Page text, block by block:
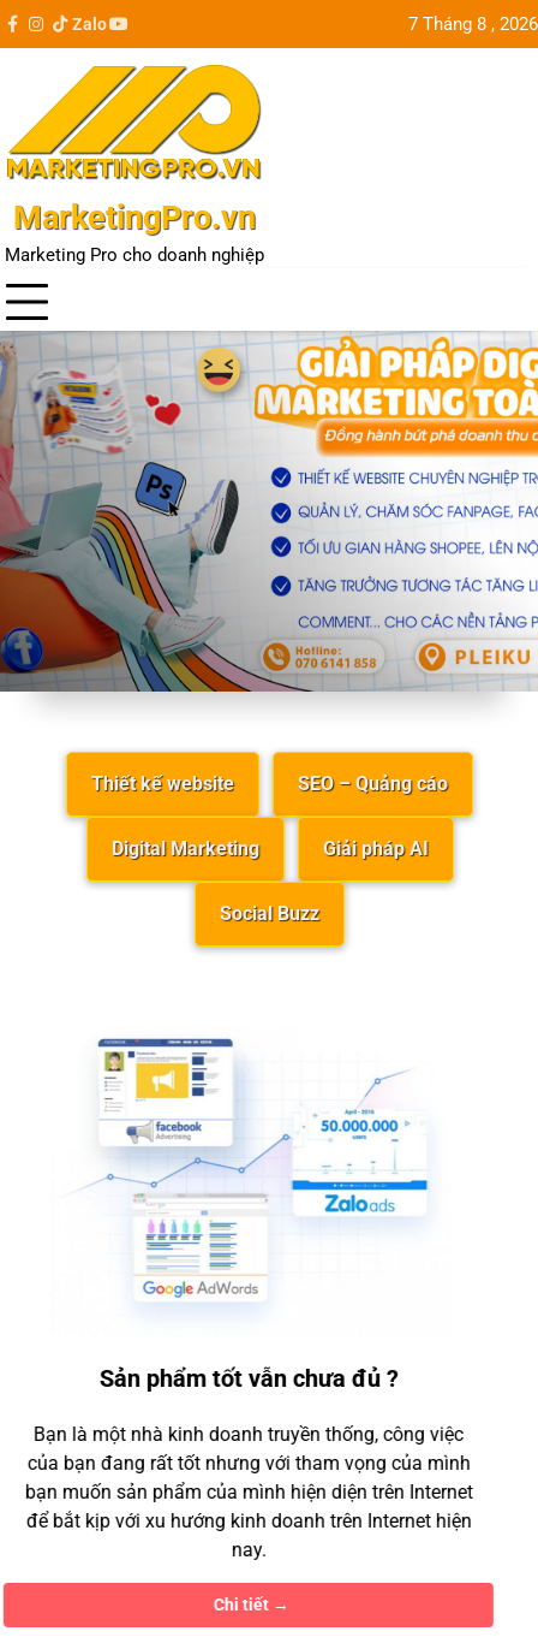
Skip
facebook
instagram
tiktok
Zalo
youtube 7 Tháng 8 , 2026
MarketingPro.vn
Marketing Pro cho doanh nghiệp
Thiết kế website SEO – Quảng cáo
Digital Marketing Giải pháp AI
Social Buzz
GIẢI PHÁP AI trong Dịch vụ khách hàng
Phân tích cảm xúc (Sentiment Analysis):Nhận diện
thái độ khách hàng trên mạng xã hội.
Hệ thống hỗ trợ kỹ thuật (AI Helpdesk):
Tự động gợi
ý câu trả lời từ dữ liệu cũ.